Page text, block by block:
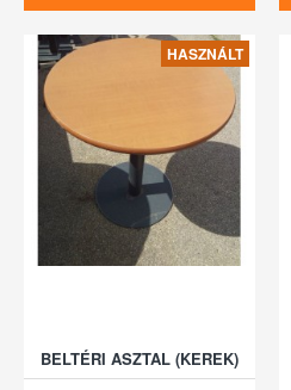
HASZNÁLT
BELTÉRI ASZTAL (KEREK)